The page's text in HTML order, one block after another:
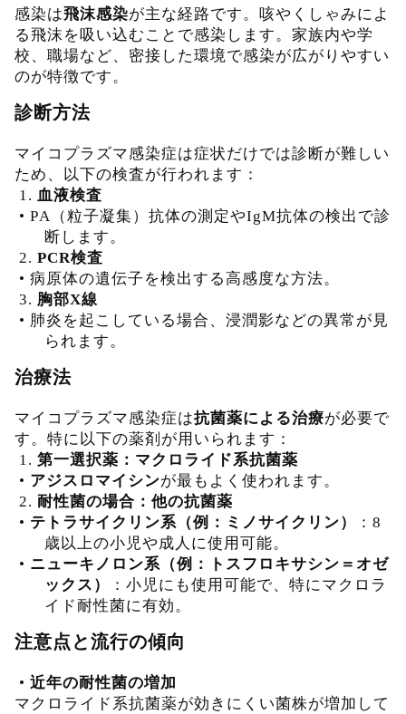
感染は飛沫感染が主な経路です。咳やくしゃみによ
る飛沫を吸い込むことで感染します。家族内や学
校、職場など、密接した環境で感染が広がりやすい
のが特徴です。
診断方法
マイコプラズマ感染症は症状だけでは診断が難しい
ため、以下の検査が行われます：
1. 血液検査
• PA（粒子凝集）抗体の測定やIgM抗体の検出で診
断します。
2. PCR検査
• 病原体の遺伝子を検出する高感度な方法。
3. 胸部X線
• 肺炎を起こしている場合、浸潤影などの異常が見
られます。
治療法
マイコプラズマ感染症は抗菌薬による治療が必要で
す。特に以下の薬剤が用いられます：
1. 第一選択薬：マクロライド系抗菌薬
• アジスロマイシンが最もよく使われます。
2. 耐性菌の場合：他の抗菌薬
• テトラサイクリン系（例：ミノサイクリン）
：8
歳以上の小児や成人に使用可能。
• ニューキノロン系（例：トスフロキサシン＝オゼ
ックス）
：小児にも使用可能で、特にマクロラ
イド耐性菌に有効。
注意点と流行の傾向
• 近年の耐性菌の増加
マクロライド系抗菌薬が効きにくい菌株が増加して